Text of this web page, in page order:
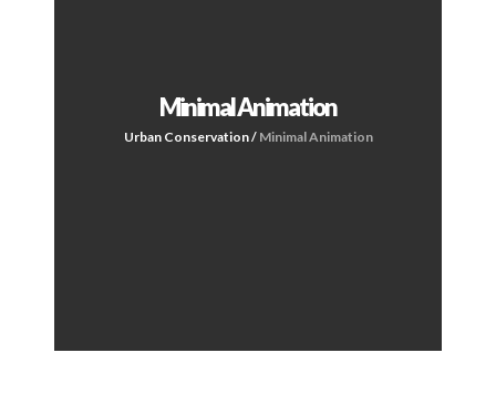
Minimal Animation
Urban Conservation/ Minimal Animation